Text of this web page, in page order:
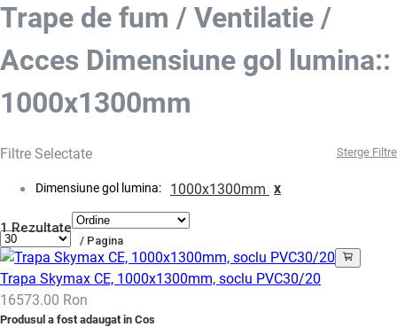
Trape de fum / Ventilatie /
Acces Dimensiune gol lumina::
1000x1300mm
Filtre Selectate Sterge Filtre
Dimensiune gol lumina: 1000x1300mm x
1 Rezultate
/ Pagina
Trapa Skymax CE, 1000x1300mm, soclu PVC30/20
16573.00 Ron
Produsul a fost adaugat in Cos